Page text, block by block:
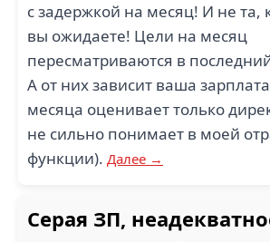
с задержкой на месяц! И не та,
вы ожидаете! Цели на месяц
пересматриваются в
А от них зависит ваша
месяца оценивает только
не сильно понимает в моей
функции). Далее →
Серая ЗП,